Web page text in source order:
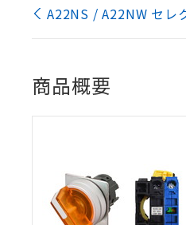
A22NS / A22NW セレ
商品概要